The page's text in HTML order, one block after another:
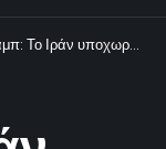
υποχωρεί αισθητά – Προηγούμαστε με σαρωτική διαφορά